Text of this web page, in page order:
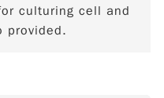
culturing cell and
provided.